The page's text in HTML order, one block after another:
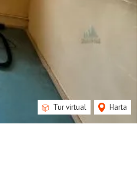
Tur virtual Harta